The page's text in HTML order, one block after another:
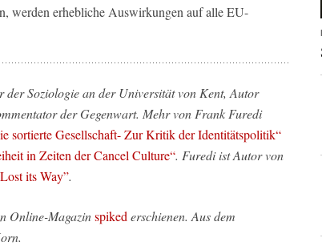
werden erhebliche Auswirkungen auf alle EU-
Soziologie an der Universität von Kent, Autor
der Gegenwart. Mehr von Frank Furedi
sortierte Gesellschaft- Zur Kritik der Identitätspolitik“
in Zeiten der Cancel Culture“. Furedi ist Autor von
its Way”.
Online-Magazinspiked erschienen. Aus dem